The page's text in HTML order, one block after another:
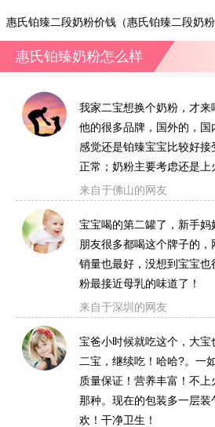
惠氏铂臻二段奶粉价钱（惠氏铂臻二段奶
惠氏铂臻奶粉怎么样
我家二宝想换个奶粉，才
他的很多品牌，国外的，国
感觉还是铂臻宝宝比较好
正常；奶粉主要考虑还是上
来自于佛山的网友
宝宝喝的第二罐了，新手
朋友很多都喝这个牌子的
销量也最好，没想到宝宝
粉最接近母乳的味道了！
来自于深圳的网友
宝爸小时候就吃这个，大
二宝，继续吃！哈哈?。一
质量保证！营养丰富！不
那种。现在的包装多一层
欢！干净卫生！